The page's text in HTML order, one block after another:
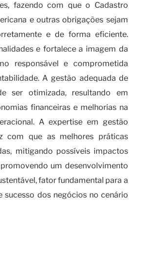
fazendo com que o Cadastro
e outras obrigações sejam
e de forma eficiente.
e fortalece a imagem da
responsável e comprometida
A gestão adequada de
ser otimizada, resultando em
financeiras e melhorias na
A expertise em gestão
com que as melhores práticas
mitigando possíveis impactos
um desenvolvimento
fator fundamental para a
sucesso dos negócios no cenário